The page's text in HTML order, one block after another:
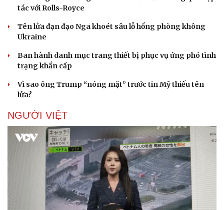
tác với Rolls-Royce
Tên lửa đạn đạo Nga khoét sâu lỗ hổng phòng không
Ukraine
Ban hành danh mục trang thiết bị phục vụ ứng phó tình
trạng khẩn cấp
Vì sao ông Trump “nóng mặt” trước tin Mỹ thiếu tên
lửa?
NGƯỜI VIỆT